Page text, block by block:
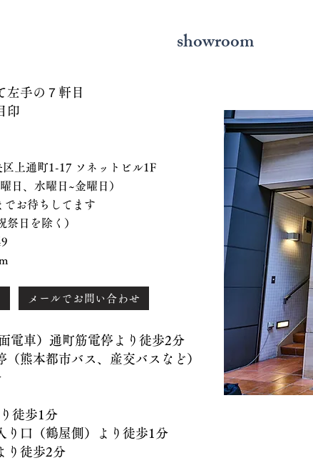
showroom
左手の７軒目
印
町1-17 ソネットビル1F
日、水曜日~金曜日）
待ちしてます
日を除く）
メールでお問い合わせ
車）通町筋電停より徒歩2分
都市バス、産交バスなど）
歩1分
鶴屋側）より徒歩1分
歩2分